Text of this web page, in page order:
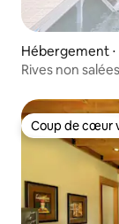
Hébergement
Rives non
Coup de cœur
Coup de cœur